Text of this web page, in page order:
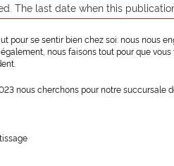
The last date when this
pour se sentir bien chez soi: nous nous
nous faisons tout pour que
nous cherchons pour notre succursale